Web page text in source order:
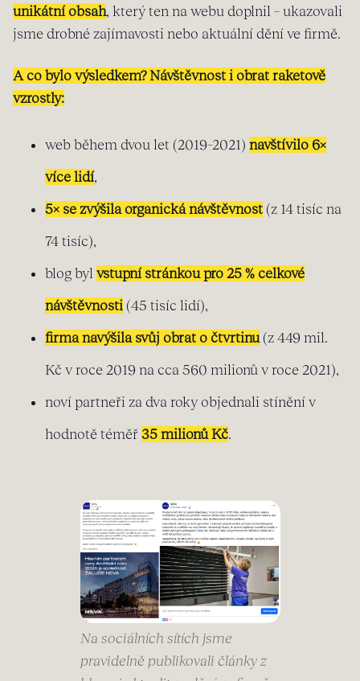
unikátní obsah, který ten na webu doplnil – ukazovali
jsme drobné zajímavosti nebo aktuální dění ve firmě.
A co bylo výsledkem? Návštěvnost i obrat raketově
vzrostly:
web během dvou let (2019–2021) navštívilo 6×
více lidí,
5× se zvýšila organická návštěvnost (z 14 tisíc na
74 tisíc),
blog byl vstupní stránkou pro 25 % celkové
návštěvnosti (45 tisíc lidí),
firma navýšila svůj obrat o čtvrtinu (z 449 mil.
Kč v roce 2019 na cca 560 milionů v roce 2021),
noví partneři za dva roky objednali stínění v
hodnotě téměř 35 milionů Kč.
Na sociálních sítích jsme
pravidelně publikovali články z